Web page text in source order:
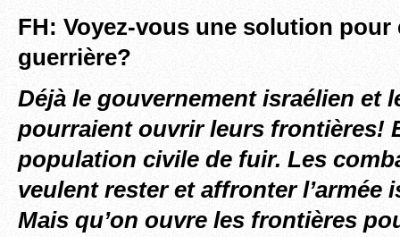
FH: Voyez-vous une solution pour
guerrière?
Déjà le gouvernement israélien et
pourraient ouvrir leurs frontières!
population civile de fuir. Les
veulent rester et affronter l’armée
Mais qu’on ouvre les frontières